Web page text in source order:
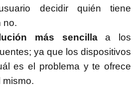
decidir quién tiene
no.
más sencillaa los
ya que los dispositivos
es el problema y te ofrece
mismo.